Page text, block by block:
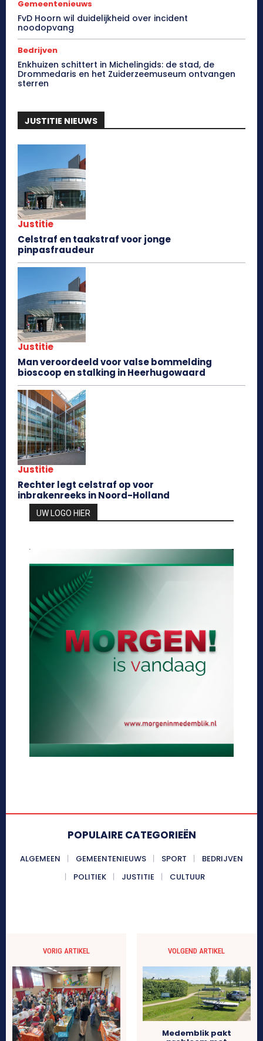
Gemeentenieuws
FvD Hoorn wil duidelijkheid over incident
noodopvang
Bedrijven
Enkhuizen schittert in Michelingids: de stad, de
Drommedaris en het Zuiderzeemuseum ontvangen
sterren
JUSTITIE NIEUWS
Justitie
Celstraf en taakstraf voor jonge
pinpasfraudeur
Justitie
Man veroordeeld voor valse bommelding
bioscoop en stalking in Heerhugowaard
Justitie
Rechter legt celstraf op voor
inbrakenreeks in Noord-Holland
UW LOGO HIER
POPULAIRE CATEGORIEËN
ALGEMEEN GEMEENTENIEUWS SPORT
BEDRIJVEN
POLITIEK
JUSTITIE CULTUUR
VORIG ARTIKEL VOLGEND ARTIKEL
Medemblik pakt